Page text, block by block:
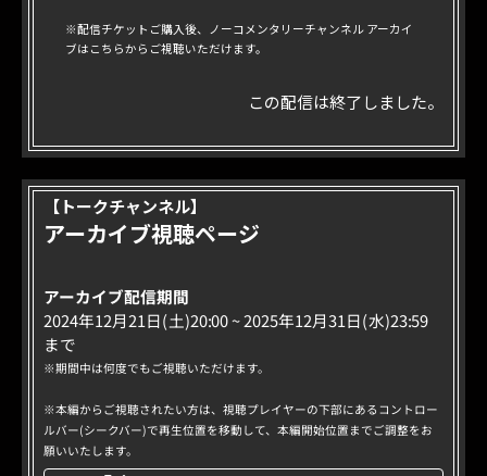
※配信チケットご購入後、ノーコメンタリーチャンネル アーカイ
ブはこちらからご視聴いただけます。
この配信は終了しました。
【トークチャンネル】
アーカイブ視聴ページ
アーカイブ配信期間
2024年12月21日(土)20:00 ~ 2025年12月31日(水)23:59
まで
※期間中は何度でもご視聴いただけます。
※本編からご視聴されたい方は、視聴プレイヤーの下部にあるコントロー
ルバー(シークバー)で再生位置を移動して、本編開始位置までご調整をお
願いいたします。